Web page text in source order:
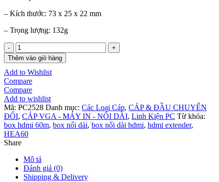
– Kích thước: 73 x 25 x 22 mm
– Trọng lượng: 132g
Box
Nối
Dài
HDMI
60m
-
-
>
Lan
Fjgear
FJ
-
số
lượng
Thêm vào giỏ hàng
Add to Wishlist
Compare
Compare
Add to wishlist
Mã: PC2528 Danh mục: Các Loại Cáp, CÁP & ĐẦU CHUYỂN
ĐỔI, CÁP VGA - MÁY IN - NỐI DÀI, Linh Kiện PC Từ khóa:
box hdmi 60m, box nối dài, box nối dài hdmi, hdmi extender,
HEA60
Share
Mô tả
Đánh giá (0)
Shipping & Delivery